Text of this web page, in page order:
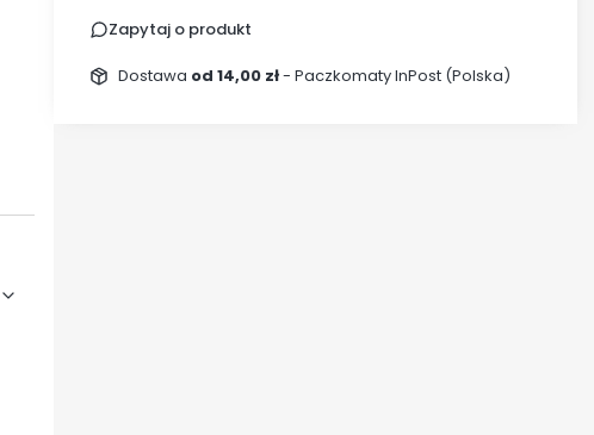
Zapytaj o produkt
Dostawa od 14,00 zł- Paczkomaty InPost (Polska)